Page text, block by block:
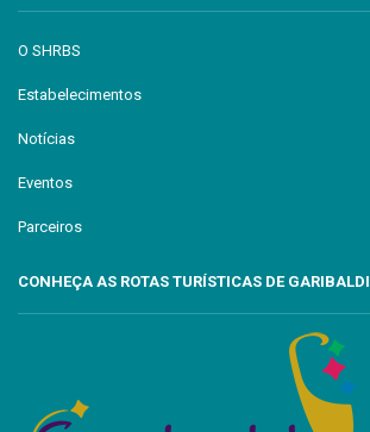
O SHRBS
Estabelecimentos
Notícias
Eventos
Parceiros
CONHEÇA AS ROTAS TURÍSTICAS DE GARIBALDI